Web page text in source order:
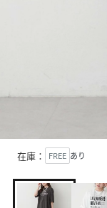
在庫： FREE あり